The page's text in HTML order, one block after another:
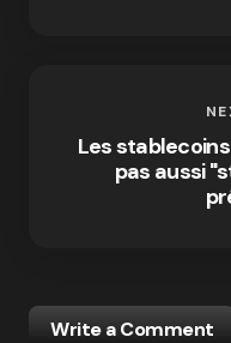
Les
pas aussi
Write a Comment